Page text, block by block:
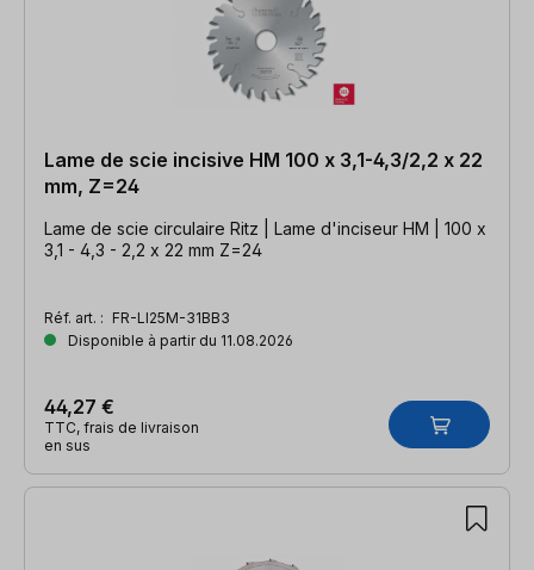
Lame de scie incisive HM 100 x 3,1-4,3/2,2 x 22
mm, Z=24
Lame de scie circulaire Ritz | Lame d'inciseur HM | 100 x
3,1 - 4,3 - 2,2 x 22 mm Z=24
Réf. art. : FR-LI25M-31BB3
Disponible à partir du 11.08.2026
44,27 €
TTC, frais de livraison
en sus